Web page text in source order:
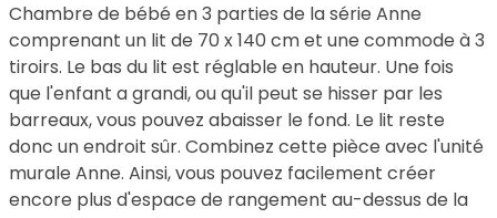
Chambre de bébé en 3 parties de la série Anne
comprenant un lit de 70 x 140 cm et une commode à 3
tiroirs. Le bas du lit est réglable en hauteur. Une fois
que l'enfant a grandi, ou qu'il peut se hisser par les
barreaux, vous pouvez abaisser le fond. Le lit reste
donc un endroit sûr. Combinez cette pièce avec l'unité
murale Anne. Ainsi, vous pouvez facilement créer
encore plus d'espace de rangement au-dessus de la